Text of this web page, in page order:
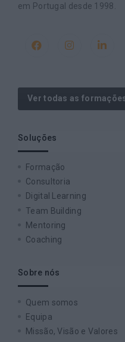
em Portugal desde 1998.
Ver todas as
Soluções
Formação
Consultoria
Digital Learning
Team Building
Mentoring
Coaching
Sobre nós
Quem somos
Equipa
Missão, Visão e Valores